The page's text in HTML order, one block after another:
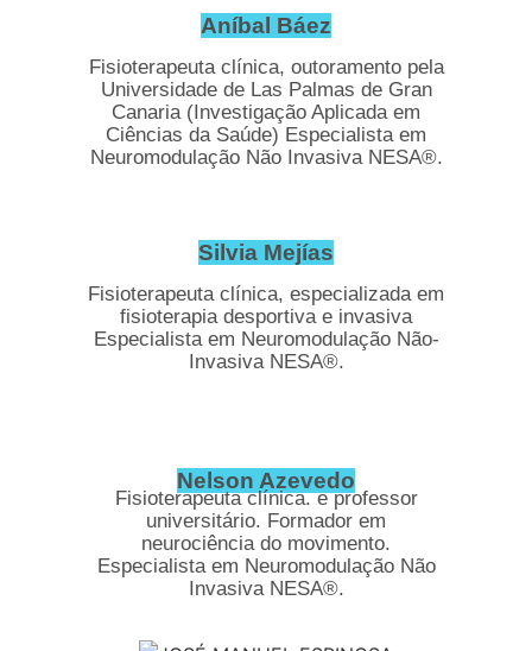
Aníbal Báez
Fisioterapeuta clínica, outoramento pela
Universidade de Las Palmas de Gran
Canaria (Investigação Aplicada em
Ciências da Saúde) Especialista em
Neuromodulação Não Invasiva NESA®.
Silvia Mejías
Fisioterapeuta clínica, especializada em
fisioterapia desportiva e invasiva
Especialista em Neuromodulação Não-
Invasiva NESA®.
Nelson Azevedo
Fisioterapeuta clínica. e professor
universitário. Formador em
neurociência do movimento.
Especialista em Neuromodulação Não
Invasiva NESA®.